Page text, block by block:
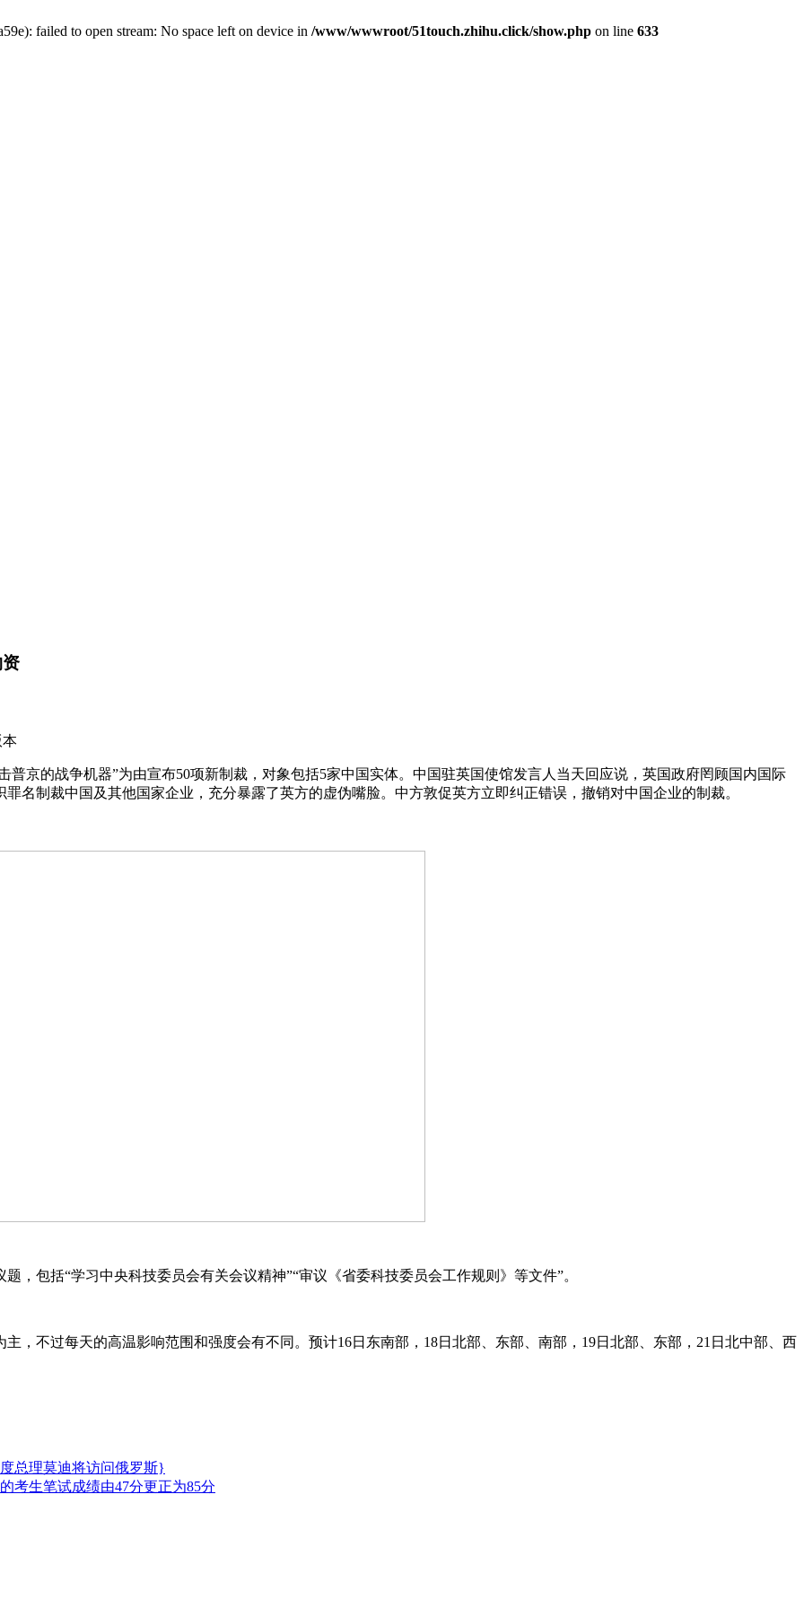
failed to open stream: No space left on device in /www/wwwroot/51touch.zhihu.click/show.php on line 633
战争机器”为由宣布50项新制裁，对象包括5家中国实体。中国驻英国使馆发言人当天回应说，英国政府罔顾国内国际
名制裁中国及其他国家企业，充分暴露了英方的虚伪嘴脸。中方敦促英方立即纠正错误，撤销对中国企业的制裁。
括“学习中央科技委员会有关会议精神”“审议《省委科技委员会工作规则》等文件”。
过每天的高温影响范围和强度会有不同。预计16日东南部，18日北部、东部、南部，19日北部、东部，21日北中部、西
总理莫迪将访问俄罗斯}
考生笔试成绩由47分更正为85分